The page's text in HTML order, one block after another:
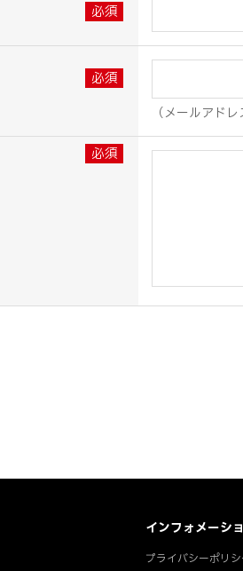
（メールアド
インフォメーシ
プライバシーポリ